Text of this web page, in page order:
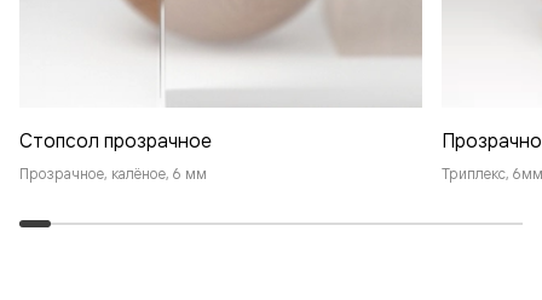
Стопсол прозрачное
Прозрачное, калёное, 6 мм Триплекс, 6мм